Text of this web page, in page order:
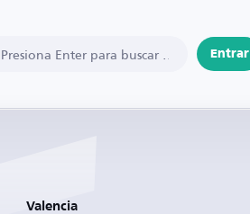
Entrar
Valencia